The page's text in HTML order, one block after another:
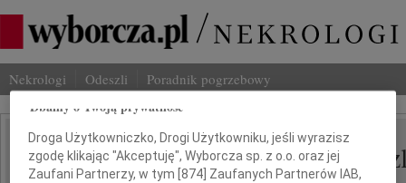
Nekrologi Odeszli Poradnik pogrzebowy
IMIĘ I NAZWISKO: Mariusz Tadeusz
Dbamy o Twoją prywatność
Droga Użytkowniczko, Drogi Użytkowniku, jeśli wyrazisz
zgodę klikając "Akceptuję", Wyborcza sp. z o.o. oraz jej
Zaufani Partnerzy, w tym [874 ] Zaufanych Partnerów IAB,